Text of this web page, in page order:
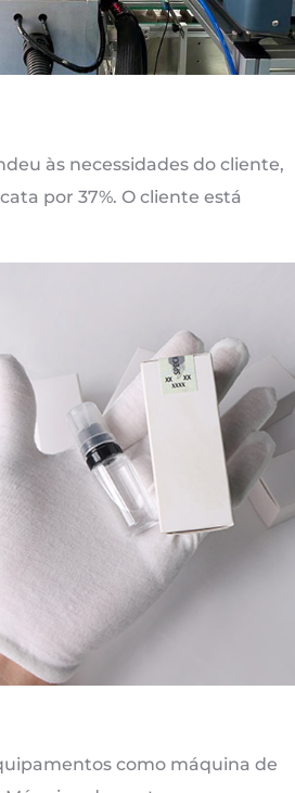
às necessidades do cliente,
por 37%. O cliente está
como máquina de